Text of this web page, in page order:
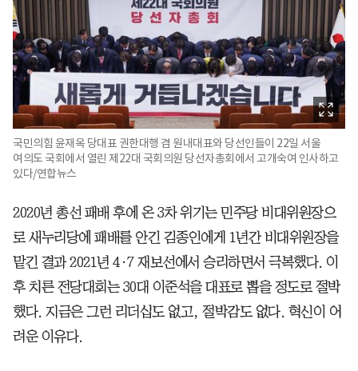
국민의힘 윤재옥 당대표 권한대행 겸 원내대표와 당선인들이 22일 서울
여의도 국회에서 열린 제22대 국회의원 당선자총회에서 고개숙여 인사하고
있다/연합뉴스
2020년 총선 패배 후에 온 3차 위기는 민주당 비대위원장으
로 새누리당에 패배를 안긴 김종인에게 1년간 비대위원장을
맡긴 결과 2021년 4·7 재보선에서 승리하면서 극복했다. 이
후 치른 전당대회는 30대 이준석을 대표로 뽑을 정도로 절박
했다. 지금은 그런 리더십도 없고, 절박감도 없다. 혁신이 어
려운 이유다.